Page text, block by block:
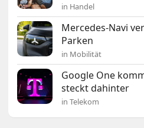
in Handel
Mercedes-Navi
Parken
in Mobilität
Google One
steckt dahinter
in Telekom